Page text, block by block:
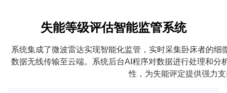
失能等级评估智能监管系统
系统集成了微波雷达实现智能化监管，实时采集卧床者的细
数据无线传输至云端。系统后台AI程序对数据进行处理和分
性，为失能评定提供强力